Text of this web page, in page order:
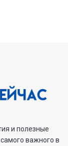
и полезные
важного в